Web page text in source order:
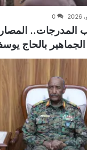
0
المدرجات..
بالحاج